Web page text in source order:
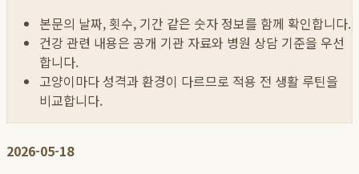
본문의 날짜, 횟수, 기간 같은 숫자 정보를 함께 확인합니다.
건강 관련 내용은 공개 기관 자료와 병원 상담 기준을 우선
합니다.
고양이마다 성격과 환경이 다르므로 적용 전 생활 루틴을
비교합니다.
2026-05-18